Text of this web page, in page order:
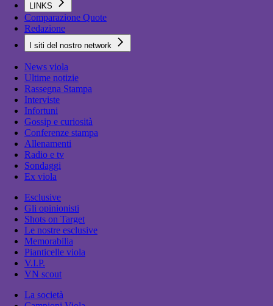
LINKS
Comparazione Quote
Redazione
I siti del nostro network
News viola
Ultime notizie
Rassegna Stampa
Interviste
Infortuni
Gossip e curiosità
Conferenze stampa
Allenamenti
Radio e tv
Sondaggi
Ex viola
Esclusive
Gli opinionisti
Shots on Target
Le nostre esclusive
Memorabilia
Pianticelle viola
V.I.P.
VN scout
La società